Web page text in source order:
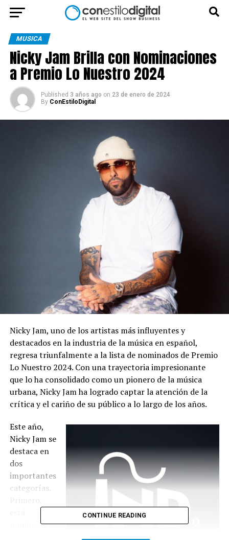
MUSICA
Nicky Jam Brilla con Nominaciones
a Premio Lo Nuestro 2024
Published 3 años ago on 23 de enero de 2024
By ConEstiloDigital
Nicky Jam, uno de los artistas más influyentes y
destacados en la industria de la música en español,
regresa triunfalmente a la lista de nominados de Premio
Lo Nuestro 2024. Con una trayectoria impresionante
que lo ha consolidado como un pionero de la música
urbana, Nicky Jam ha logrado captar la atención de la
crítica y el cariño de su público a lo largo de los años.
Este año,
Nicky Jam se
destaca en
dos
importantes
categorías.
nominado
CONTINUE READING